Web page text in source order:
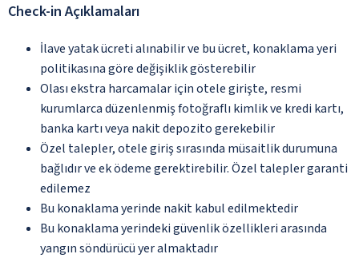
Check-in Açıklamaları
İlave yatak ücreti alınabilir ve bu ücret, konaklama yeri
politikasına göre değişiklik gösterebilir
Olası ekstra harcamalar için otele girişte, resmi
kurumlarca düzenlenmiş fotoğraflı kimlik ve kredi kartı,
banka kartı veya nakit depozito gerekebilir
Özel talepler, otele giriş sırasında müsaitlik durumuna
bağlıdır ve ek ödeme gerektirebilir. Özel talepler garanti
edilemez
Bu konaklama yerinde nakit kabul edilmektedir
Bu konaklama yerindeki güvenlik özellikleri arasında
yangın söndürücü yer almaktadır